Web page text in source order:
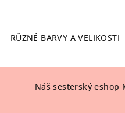
RŮZNÉ BARVY A VELIKOSTI
Náš sesterský eshop